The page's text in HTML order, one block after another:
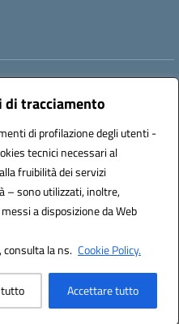
tracciamento
di profilazione degli utenti -
tecnici necessari al
fruibilità dei servizi
– sono utilizzati, inoltre,
a disposizione da Web
consulta la ns. Cookie Policy.
Accettare tutto
3D Solution S.r.l.
Designers Italia